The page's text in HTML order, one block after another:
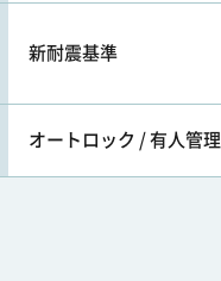
新耐震基準
オートロック / 有人管理